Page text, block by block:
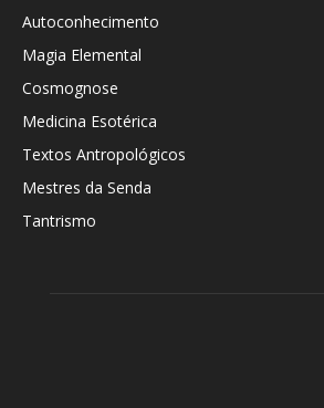
Autoconhecimento
Magia Elemental
Cosmognose
Medicina Esotérica
Textos Antropológicos
Mestres da Senda
Tantrismo